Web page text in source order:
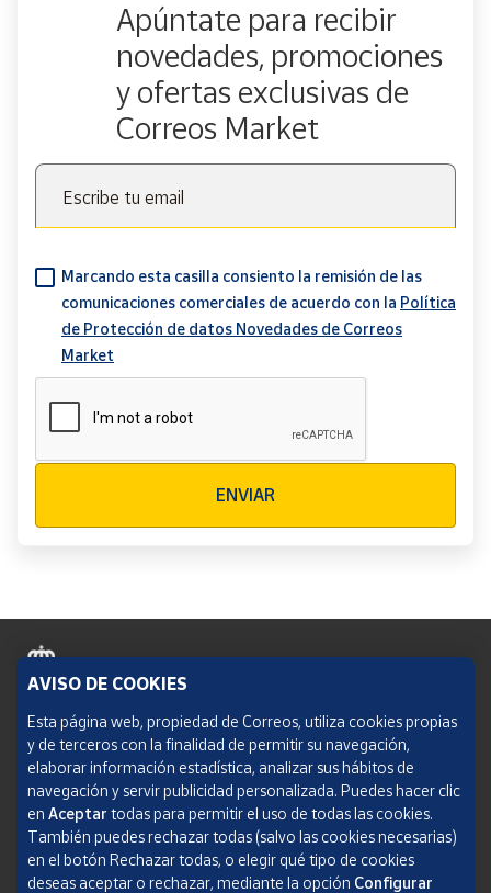
Apúntate para recibir
novedades, promociones
y ofertas exclusivas de
Correos Market
Escribe tu email
Marcando esta casilla consiento la remisión de las
comunicaciones comerciales de acuerdo con la Política
de Protección de datos Novedades de Correos
Market
ENVIAR
Política de cookies
Aviso legal
Condiciones del servicio
Política de Privacidad Web
AVISO DE COOKIES
Esta página web, propiedad de Correos, utiliza cookies propias
y de terceros con la finalidad de permitir su navegación,
elaborar información estadística, analizar sus hábitos de
navegación y servir publicidad personalizada. Puedes hacer clic
en Aceptar todas para permitir el uso de todas las cookies.
También puedes rechazar todas (salvo las cookies necesarias)
en el botón Rechazar todas, o elegir qué tipo de cookies
deseas aceptar o rechazar, mediante la opción Configurar